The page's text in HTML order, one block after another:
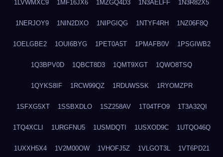
1LVWMXC9 1MF16JX6 1MZGQ4D3 1N3AELFF 1N3R82X5
1NERJOY9 1NIN2DXO 1NIPGIQG 1NTYF4RH 1NZ06F8Q
1OELGBE2 1OUI6BYG 1PET0A5T 1PMAFB0V 1PSGIWB2
1Q3BPV0D 1QBCT8D3 1QMT9XGT 1QWO8TSQ
1QYKS8IF 1RCW99QZ 1RDUWSSK 1RYOMZPR
1SFXG5XT 1SSBXDLO 1SZ258AV 1T04TFO9 1T3A32QI
1TQ4XCLI 1URGFNU5 1USMDQTI 1USXOD9C 1UTQO46Q
1UXXH5X4 1V2M00OW 1VHOFJ5Z 1VLGOT3L 1VT6PD21